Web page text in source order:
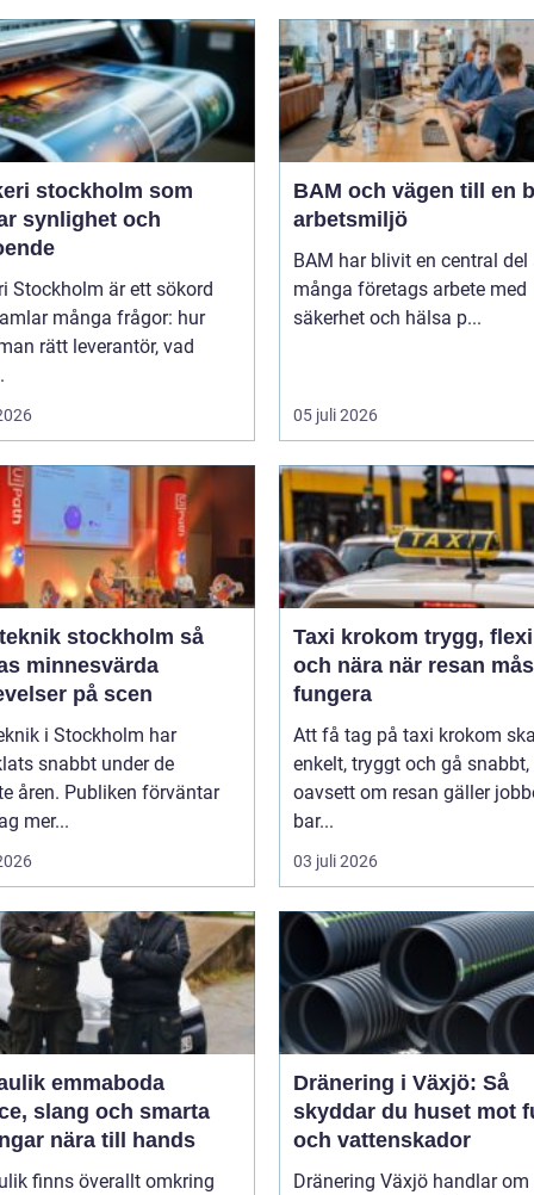
stockholm som
synlighet och
Stockholm är ett sökord
många frågor: hur
rätt leverantör, vad
BAM och vägen till en
arbetsmiljö
BAM har blivit en central del
många företags arbete med
säkerhet och hälsa p...
05 juli 2026
stockholm så
minnesvärda
på scen
i Stockholm har
snabbt under de
åren. Publiken förväntar
mer...
Taxi krokom trygg, flexibel
och nära när resan
fungera
Att få tag på taxi krokom
enkelt, tryggt och gå snabbt,
oavsett om resan gäller
bar...
03 juli 2026
emmaboda
slang och smarta
nära till hands
finns överallt omkring
Dränering i Växjö: Så
skyddar du huset mot
och vattenskador
Dränering Växjö handlar